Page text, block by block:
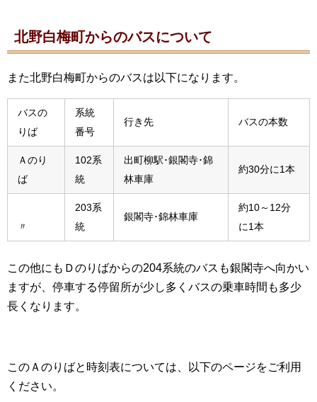
北野白梅町からのバスについて
また北野白梅町からのバスは以下になります。
バスの
りば
系統
番号
行き先 バスの本数
Ａのり
ば
102系
統
出町柳駅･銀閣寺･錦
林車庫
約30分に1本
〃
203系
統
銀閣寺･錦林車庫
約10～12分
に1本
この他にもＤのりばからの204系統のバスも銀閣寺へ向かい
ますが、停車する停留所が少し多くバスの乗車時間も多少
長くなります。
このＡのりばと時刻表については、以下のページをご利用
ください。